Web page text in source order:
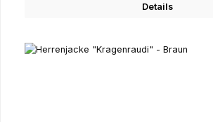
Details